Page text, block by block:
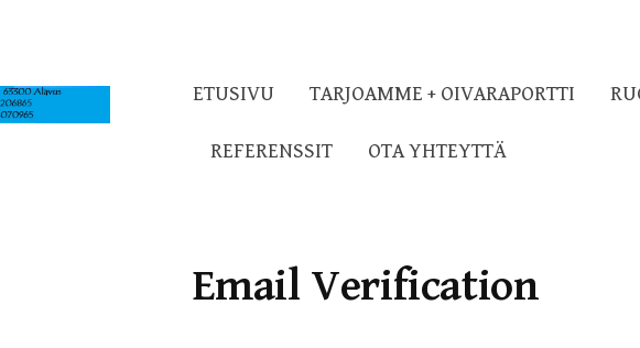
ETUSIVU TARJOAMME + OIVARAPORTTI
REFERENSSIT OTA YHTEYTTÄ
Email Verification